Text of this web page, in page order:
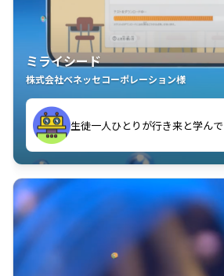
ミライシード
株式会社ベネッセコーポレーション様
生徒一人ひとりが行き来と学ん
教室中の児童生徒が「問題が解け
ことが楽しい」を実感しています